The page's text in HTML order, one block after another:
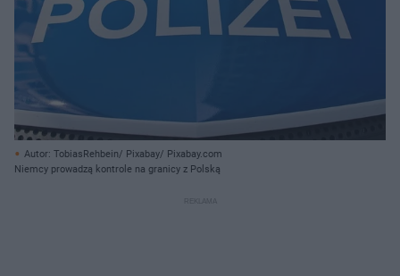
Autor: TobiasRehbein/ Pixabay/ Pixabay.com
Niemcy prowadzą kontrole na granicy z Polską